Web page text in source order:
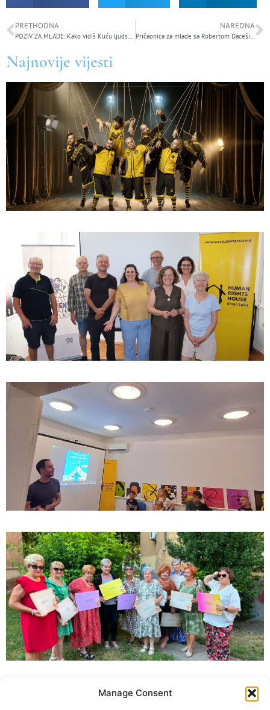
Manage Consent
PRETHODNA
POZIV ZA MLADE: Kako vidiš Kuću ljudskih prava Banja Luka?
NAREDNA
Pričaonica za mlade sa Robertom Dacešinom 20.jula
Najnovije vijesti